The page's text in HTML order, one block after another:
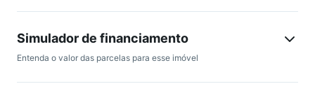
banheiro, garantindo praticidade e organização. A área de
serviço integrada acrescenta ainda mais comodidade, e as
você e sua família. Com acesso para conteúdo removidoD,
este imóvel é uma excelente oportunidade para quem busca
Simulador de financiamento
Entenda o valor das parcelas para esse imóvel